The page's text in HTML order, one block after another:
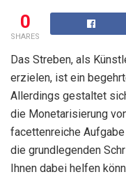
0
SHARES
Das Streben, als
erzielen, ist ein
Allerdings gestaltet
die Monetarisierung
facettenreiche
die grundlegenden
Ihnen dabei helfen